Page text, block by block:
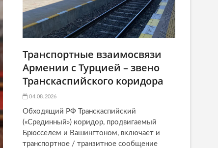
Транспортные взаимосвязи
Армении с Турцией – звено
Транскаспийского коридора
04.08.2026
Обходящий РФ Транскаспийский
(«Срединный») коридор, продвигаемый
Брюсселем и Вашингтоном, включает и
транспортное / транзитное сообщение